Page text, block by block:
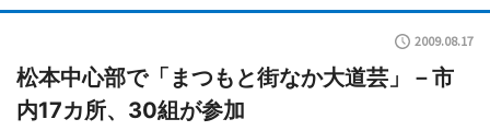
2009.08.17
松本中心部で「まつもと街なか大道芸」－市
内17カ所、30組が参加